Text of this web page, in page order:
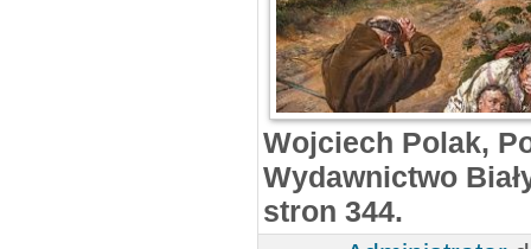
Wojciech Polak,
Wydawnictwo
stron 344.